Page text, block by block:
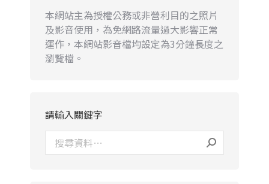
本網站主為授權公務或非營利目的之照片
及影音使用，為免網路流量過大影響正常
運作，本網站影音檔均設定為3分鐘長度之
瀏覽檔。
請輸入關鍵字